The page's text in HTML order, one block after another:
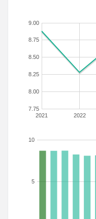
2021 2022
7.75
8.00
8.25
8.50
8.75
9.00
5
10